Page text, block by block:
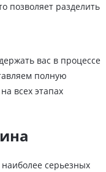
позволяет разделить
вас в процессе
полную
всех этапах
серьезных